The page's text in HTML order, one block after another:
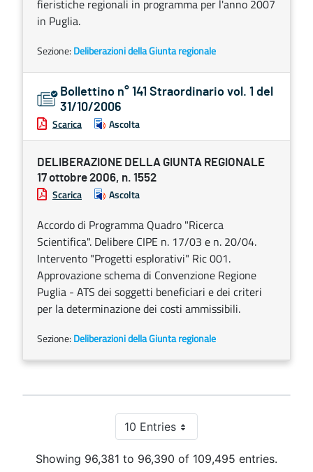
fieristiche regionali in programma per l'anno 2007
in Puglia.
Sezione: Deliberazioni della Giunta regionale
Bollettino n° 141 Straordinario vol. 1 del
31/10/2006
Scarica Ascolta
DELIBERAZIONE DELLA GIUNTA REGIONALE
17 ottobre 2006, n. 1552
Scarica Ascolta
Accordo di Programma Quadro "Ricerca
Scientifica". Delibere CIPE n. 17/03 e n. 20/04.
Intervento "Progetti esplorativi" Ric 001.
Approvazione schema di Convenzione Regione
Puglia - ATS dei soggetti beneficiari e dei criteri
per la determinazione dei costi ammissibili.
Sezione: Deliberazioni della Giunta regionale
10 EntriesPer Page
Showing 96,381 to 96,390 of 109,495 entries.